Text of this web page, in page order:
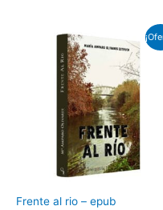
Frente al rio – epub
El
precio
original
era:
11,97€.
El
precio
actual
es:
2,50€.